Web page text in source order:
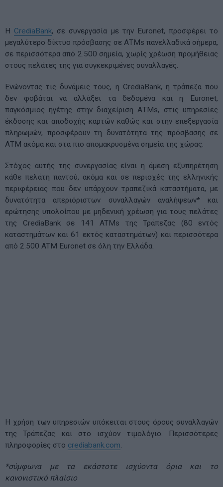
Η CrediaBank, σε συνεργασία με την Euronet, προσφέρει το
μεγαλύτερο δίκτυο πρόσβασης σε ΑΤΜs πανελλαδικά σήμερα,
σε περισσότερα από 2.500 σημεία, χωρίς χρέωση προμήθειας
στους πελάτες της για συγκεκριμένες συναλλαγές.
Ενώνοντας τις δυνάμεις τους, η CrediaBank, η τράπεζα που
δεν φοβάται να αλλάξει τα δεδομένα και η Euronet,
παγκόσμιος ηγέτης στην διαχείριση ΑΤΜs, στις υπηρεσίες
έκδοσης και αποδοχής καρτών καθώς και στην επεξεργασία
πληρωμών, προσφέρουν τη δυνατότητα της πρόσβασης σε
ΑΤΜ ακόμα και στα πιο απομακρυσμένα σημεία της χώρας.
Στόχος αυτής της συνεργασίας είναι η άμεση εξυπηρέτηση
κάθε πελάτη παντού, ακόμα και σε περιοχές της ελληνικής
περιφέρειας που δεν υπάρχουν τραπεζικά καταστήματα, με
δυνατότητα απεριόριστων συναλλαγών αναλήψεων* και
ερώτησης υπολοίπου με μηδενική χρέωση για τους πελάτες
της CrediaBank σε 141 ATMs της Τράπεζας (80 εντός
καταστημάτων και 61 εκτός καταστημάτων) και περισσότερα
από 2.500 ATM Euronet σε όλη την Ελλάδα.
Η χρήση των υπηρεσιών υπόκειται στους όρους συναλλαγών
της Τράπεζας και στο ισχύον τιμολόγιο. Περισσότερες
πληροφορίες στο crediabank.com.
*σύμφωνα με τα εκάστοτε ισχύοντα όρια και το
κανονιστικό πλαίσιο